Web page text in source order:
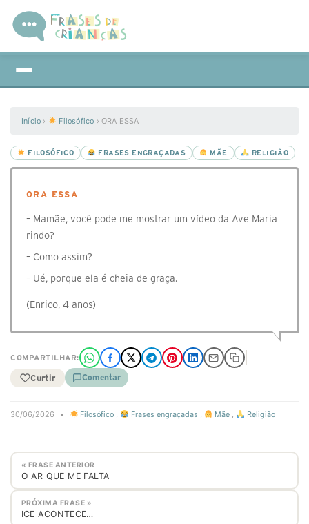
Início › Filosófico › ORA ESSA
FILOSÓFICO FRASES ENGRAÇADAS MÃE RELIGIÃO
ORA ESSA
– Mamãe, você pode me mostrar um vídeo da Ave Maria
rindo?
– Como assim?
– Ué, porque ela é cheia de graça.
(Enrico, 4 anos)
COMPARTILHAR:
Curtir Comentar
30/06/2026 • Filosófico , Frases engraçadas , Mãe , Religião
« FRASE ANTERIOR
O AR QUE ME FALTA
PRÓXIMA FRASE »
ICE ACONTECE…